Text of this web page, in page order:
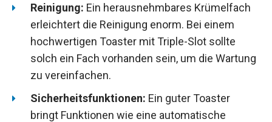
Reinigung: Ein herausnehmbares Krümelfach
erleichtert die Reinigung enorm. Bei einem
hochwertigen Toaster mit Triple-Slot sollte
solch ein Fach vorhanden sein, um die Wartung
zu vereinfachen.
Sicherheitsfunktionen: Ein guter Toaster
bringt Funktionen wie eine automatische